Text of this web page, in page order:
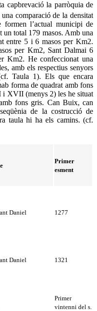
capbrevació la parròquia de
comparació de la densitat
formen l’actual municipi de
un total 179 masos. Amb una
entre 5 i 6 masos per Km2.
per Km2, Sant Dalmai 6
Km2. He confeccionat una
amb els respectius senyors
Taula 1). Els que encara
forma de quadrat amb fons
i XVII (menys 2) les he situat
fons gris. Can Buix, can
de la costrucció de
taula hi ha els camins. (cf.
Primer
esment
Daniel 1277
Daniel 1321
Primer
vintenni del s.